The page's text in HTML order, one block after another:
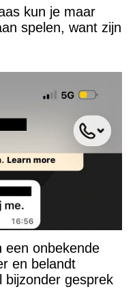
kun je maar
spelen, want zijn
een onbekende
en belandt
bijzonder gesprek